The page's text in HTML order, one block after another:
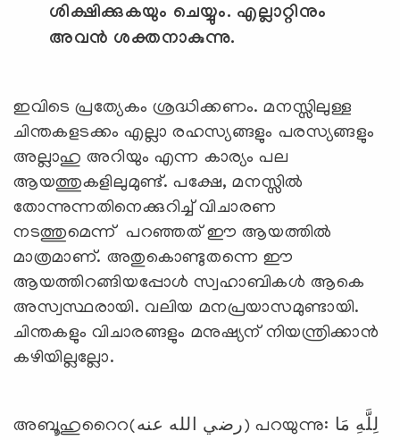
ശിക്ഷിക്കുകയും ചെയ്യും. എല്ലാറ്റിനും
അവന്‍ ശക്തനാകുന്നു.
ഇവിടെ പ്രത്യേകം ശ്രദ്ധിക്കണം. മനസ്സിലുള്ള
ചിന്തകളടക്കം എല്ലാ രഹസ്യങ്ങളും പരസ്യങ്ങളും
അല്ലാഹു അറിയും എന്ന കാര്യം പല
ആയത്തുകളിലുമുണ്ട്. പക്ഷേ, മനസ്സില്‍
തോന്നുന്നതിനെക്കുറിച്ച് വിചാരണ
നടത്തുമെന്ന് പറഞ്ഞത് ഈ ആയത്തില്‍
മാത്രമാണ്. അതുകൊണ്ടുതന്നെ ഈ
ആയത്തിറങ്ങിയപ്പോള്‍ സ്വഹാബികള്‍ ആകെ
അസ്വസ്ഥരായി. വലിയ മനപ്രയാസമുണ്ടായി.
ചിന്തകളും വിചാരങ്ങളും മനുഷ്യന് നിയന്ത്രിക്കാന്‍
കഴിയില്ലല്ലോ.
അബൂഹുറൈറ(رضي الله عنه) പറയുന്നു: لِلَّهِ مَا